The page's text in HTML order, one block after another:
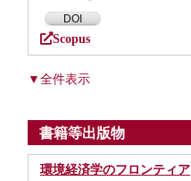
DOI
Scopus
▼全件表示
書籍等出版物
環境経済学のフロンティア